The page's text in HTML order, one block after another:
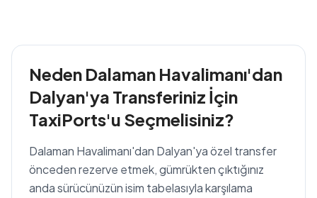
Neden Dalaman Havalimanı'dan
Dalyan'ya Transferiniz İçin
TaxiPorts'u Seçmelisiniz?
Dalaman Havalimanı'dan Dalyan'ya özel transfer
önceden rezerve etmek, gümrükten çıktığınız
anda sürücünüzün isim tabelasıyla karşılama